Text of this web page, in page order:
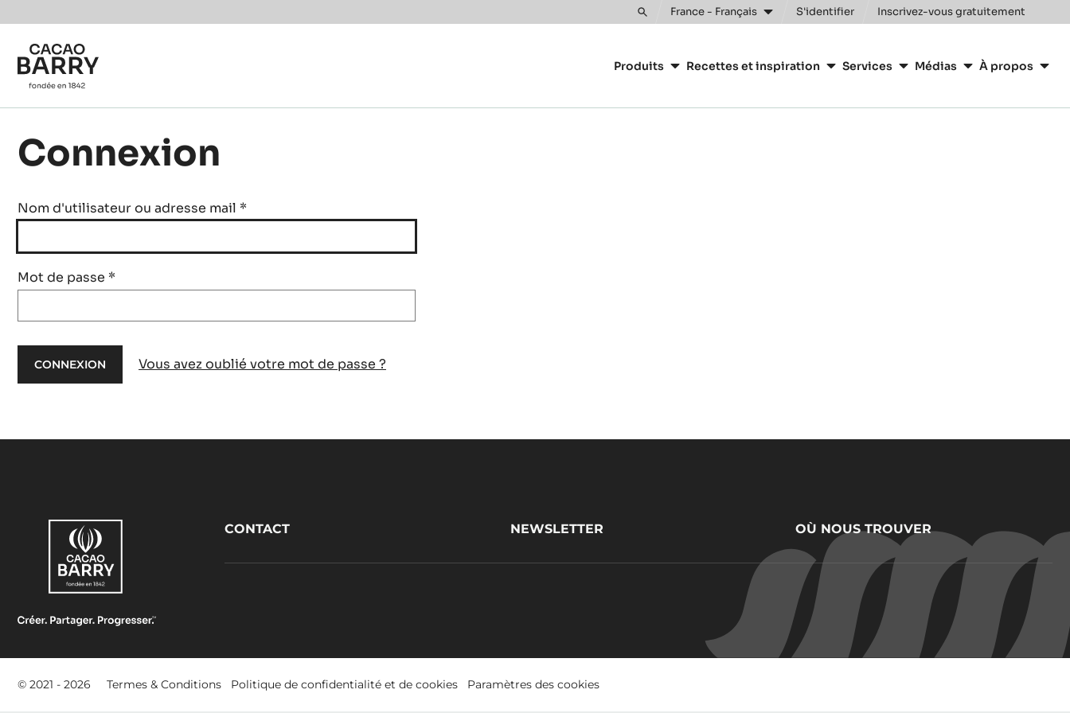
Skip to main content
Toggle
France - Français S'identifier Inscrivez-vous gratuitement
navigation
Produits Recettes et inspiration Services Médias À propos
Connexion
Nom d'utilisateur ou adresse mail *
Mot de passe *
Vous avez oublié votre mot de passe ?
Footer
CacaoBarry
CONTACT NEWSLETTER OÙ NOUS TROUVER
© 2021 - 2026
Footer
Termes & Conditions Politique de confidentialité et de cookies Paramètres des cookies